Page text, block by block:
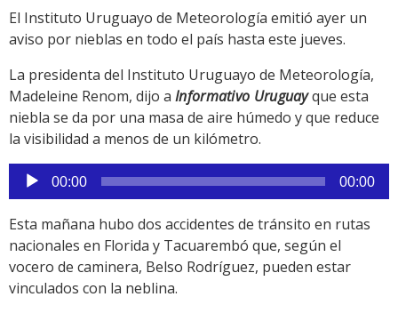
Link
El Instituto Uruguayo de Meteorología emitió ayer un
aviso por nieblas en todo el país hasta este jueves.
La presidenta del Instituto Uruguayo de Meteorología,
Madeleine Renom, dijo a Informativo Uruguayque esta
niebla se da por una masa de aire húmedo y que reduce
la visibilidad a menos de un kilómetro.
Reproductor
de
audio
00:00 00:00
Esta mañana hubo dos accidentes de tránsito en rutas
nacionales en Florida y Tacuarembó que, según el
vocero de caminera, Belso Rodríguez, pueden estar
vinculados con la neblina.